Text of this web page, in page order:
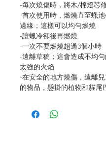
-每次燒傷時，將木/棉燈芯
-首次使用時，燃燒直至蠟
邊緣；這樣可以均勻燃燒
-讓蠟冷卻後再燃燒
-一次不要燃燒超過3個小時
-遠離草稿；這會造成不均
太強的火焰
-在安全的地方燒傷，遠離
的物品，懸掛的植物和貓尾